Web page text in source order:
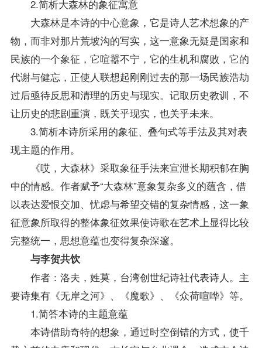
2.简析大森林的象征寓意
大森林是本诗的中心意象，它是诗人艺术想象的产
物，而非对那片荒坡沟的写实，这一意象无疑是国家和
民族的一个象征，它喧嚣不宁，它的生机和腐败，它的
代谢与健忘，正使人联想起刚刚过去的那一场民族浩劫
过后亟待反思和清理的历史与现实。记取历史教训，不
让历史的悲剧重演，既关乎现实，也关乎未来。
3.简析本诗所采用的象征、叠句式等手法及其对表
现主题的作用。
《哎，大森林》采取象征手法来宣泄长期积郁在胸
中的情感。作者赋予“大森林”意象复杂多义的蕴含，借
以表达爱恨交加、忧虑与希望交错的复杂情感，这一象
征意象所取得的整体象征效果使诗歌在艺术上显得比较
完整统一，思想意蕴也变得复杂深邃。
与李贺共饮
作者：洛夫，姓莫，台湾创世纪诗社代表诗人。主
要诗集有《无岸之河》、《魔歌》、《众荷喧哗》等。
1.简答本诗的主题意蕴
本诗借助奇特的想象，通过时空倒错的方式，使千